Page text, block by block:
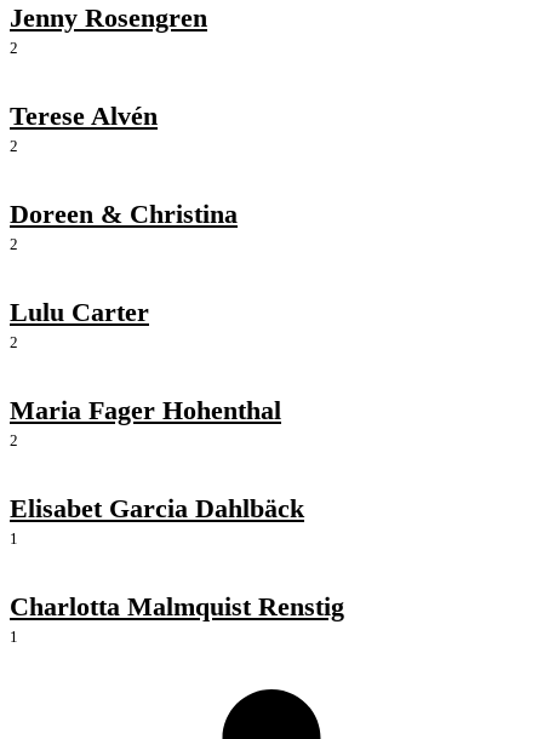
Jenny Rosengren
2
Terese Alvén
2
Doreen & Christina
2
Lulu Carter
2
Maria Fager Hohenthal
2
Elisabet Garcia Dahlbäck
1
Charlotta Malmquist Renstig
1